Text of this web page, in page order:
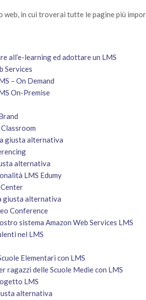
web, in cui troverai tutte le pagine più
all’e-learning ed adottare un LMS
Services
– On Demand
On-Premise
giusta alternativa
alternativa
LMS Edumy
giusta alternativa
Conference
sistema Amazon Web Services LMS
nel LMS
Elementari con LMS
ragazzi delle Scuole Medie con LMS
LMS
alternativa